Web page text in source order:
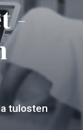
-
tulosten